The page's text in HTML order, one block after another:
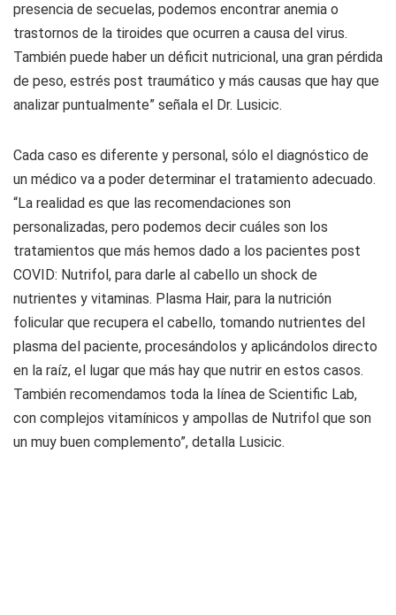
presencia de secuelas, podemos encontrar anemia o
trastornos de la tiroides que ocurren a causa del virus.
También puede haber un déficit nutricional, una gran pérdida
de peso, estrés post traumático y más causas que hay que
analizar puntualmente” señala el Dr. Lusicic.
Cada caso es diferente y personal, sólo el diagnóstico de
un médico va a poder determinar el tratamiento adecuado.
“La realidad es que las recomendaciones son
personalizadas, pero podemos decir cuáles son los
tratamientos que más hemos dado a los pacientes post
COVID: Nutrifol, para darle al cabello un shock de
nutrientes y vitaminas. Plasma Hair, para la nutrición
folicular que recupera el cabello, tomando nutrientes del
plasma del paciente, procesándolos y aplicándolos directo
en la raíz, el lugar que más hay que nutrir en estos casos.
También recomendamos toda la línea de Scientific Lab,
con complejos vitamínicos y ampollas de Nutrifol que son
un muy buen complemento”, detalla Lusicic.